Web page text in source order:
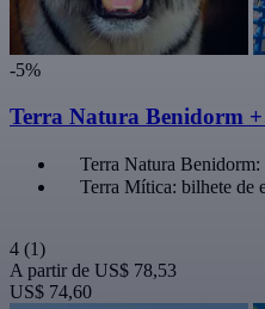
-5%
Terra Natura Benidorm
Terra Natura Benidorm:
Terra Mítica: bilhete de
4 (1)
A partir de US$ 78,53
US$ 74,60